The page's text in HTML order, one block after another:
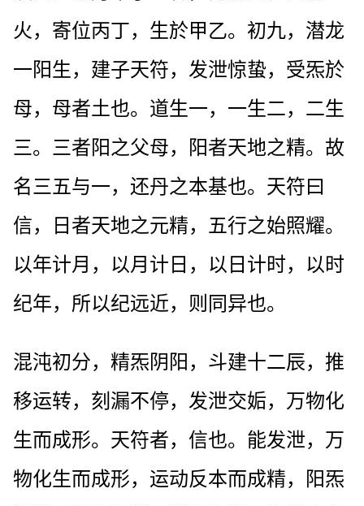
火，寄位丙丁，生於甲乙。初九，潜龙
一阳生，建子天符，发泄惊蛰，受炁於
母，母者土也。道生一，一生二，二生
三。三者阳之父母，阳者天地之精。故
名三五与一，还丹之本基也。天符曰
信，日者天地之元精，五行之始照耀。
以年计月，以月计日，以日计时，以时
纪年，所以纪远近，则同异也。
混沌初分，精炁阴阳，斗建十二辰，推
移运转，刻漏不停，发泄交姤，万物化
生而成形。天符者，信也。能发泄，万
物化生而成形，运动反本而成精，阳炁